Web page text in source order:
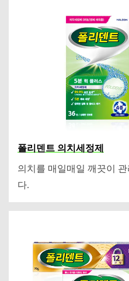
폴리덴트 의치세정제
의치를 매일매일 깨끗이
다.